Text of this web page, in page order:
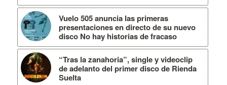
Vuelo 505 anuncia las primeras
presentaciones en directo de su nuevo
disco No hay historias de fracaso
“Tras la zanahoria”, single y videoclip
de adelanto del primer disco de Rienda
Suelta